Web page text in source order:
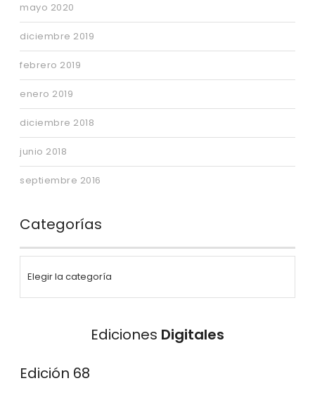
mayo 2020
diciembre 2019
febrero 2019
enero 2019
diciembre 2018
junio 2018
septiembre 2016
Categorías
Ediciones Digitales
Edición 68